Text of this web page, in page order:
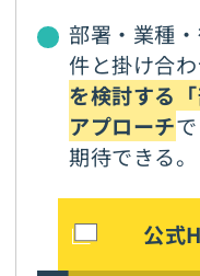
部署・業種
件と掛け合
を検討する
アプローチ
期待できる。
公式